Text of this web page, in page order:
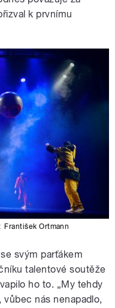
k prvnímu
František Ortmann
svým parťákem
talentové soutěže
ho to. „My tehdy
nás nenapadlo,